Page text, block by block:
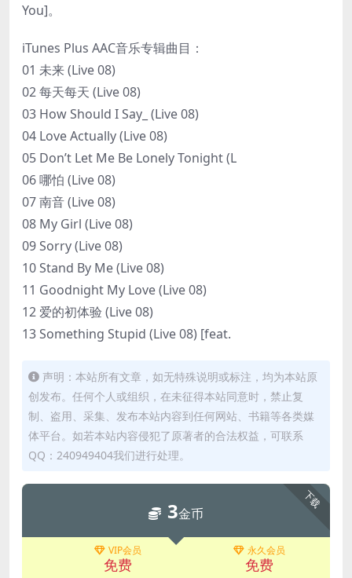
You]。
iTunes Plus AAC音乐专辑曲目：
01 未来 (Live 08)
02 每天每天 (Live 08)
03 How Should I Say_ (Live 08)
04 Love Actually (Live 08)
05 Don’t Let Me Be Lonely Tonight (L
06 哪怕 (Live 08)
07 南音 (Live 08)
08 My Girl (Live 08)
09 Sorry (Live 08)
10 Stand By Me (Live 08)
11 Goodnight My Love (Live 08)
12 爱的初体验 (Live 08)
13 Something Stupid (Live 08) [feat.
声明：本站所有文章，如无特殊说明或标注，均为本站原
创发布。任何个人或组织，在未征得本站同意时，禁止复
制、盗用、采集、发布本站内容到任何网站、书籍等各类媒
体平台。如若本站内容侵犯了原著者的合法权益，可联系
QQ：240949404我们进行处理。
下载
3金币
VIP会员
免费
永久会员
免费